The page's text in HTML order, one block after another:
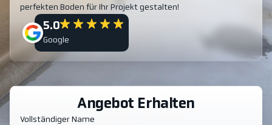
perfekten Boden für Ihr Projekt gestalten!
5.0
Google
Angebot Erhalten
Vollständiger Name